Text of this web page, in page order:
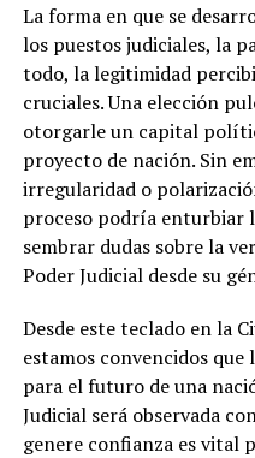
La forma en que se
los puestos judiciales, la
todo, lalegitimidad
cruciales. Una elección
otorgarle un capital
proyecto de nación. Sin
irregularidad o
proceso podría enturbiar
sembrar dudas sobre la
Poder Judicial desde su
Desde este teclado en la
estamos convencidos
para el futuro de una
Judicial será observada
genere confianza es vital